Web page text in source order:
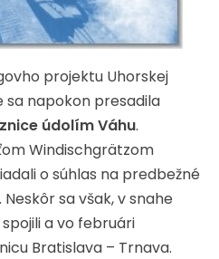
projektu Uhorskej
sa napokon presadila
údolím Váhu.
Windischgrätzom
o súhlas na predbežné
sa však, v snahe
a vo februári
Bratislava – Trnava.